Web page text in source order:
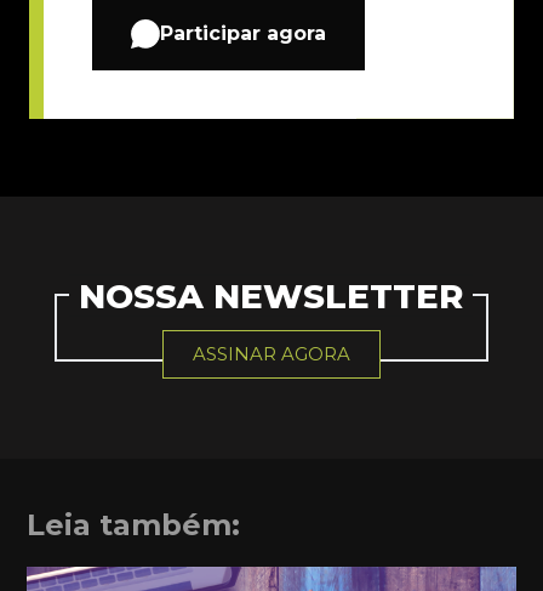
Participar agora
NOSSA NEWSLETTER
ASSINAR AGORA
Leia também: